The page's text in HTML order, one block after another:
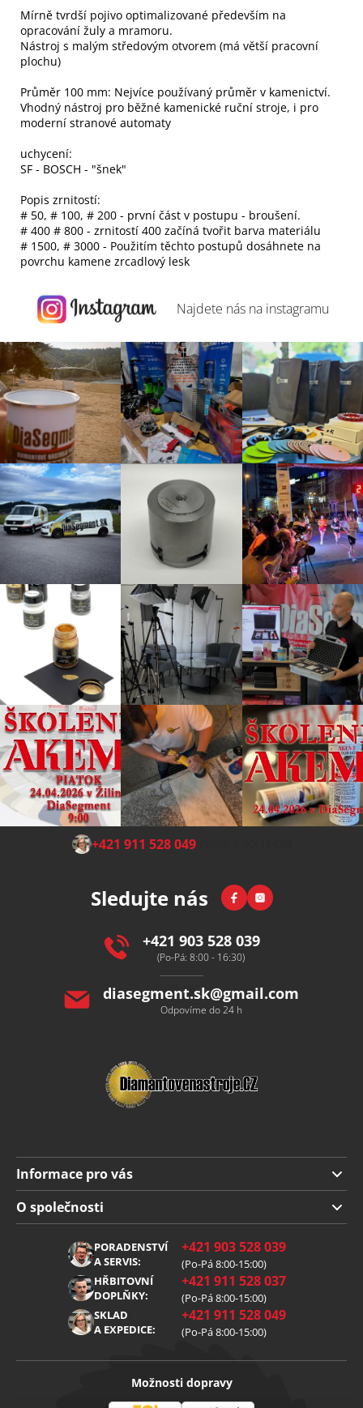
Mírně tvrdší pojivo optimalizované především na
opracování žuly a mramoru.
Nástroj s malým středovým otvorem (má větší pracovní
plochu)
Průměr 100 mm: Nejvíce používaný průměr v kamenictví.
Vhodný nástroj pro běžné kamenické ruční stroje, i pro
moderní stranové automaty
uchycení:
SF - BOSCH - "šnek"
Popis zrnitostí:
# 50, # 100, # 200 - první část v postupu - broušení.
# 400 # 800 - zrnitostí 400 začíná tvořit barva materiálu
# 1500, # 3000 - Použitím těchto postupů dosáhnete na
povrchu kamene zrcadlový lesk
Najdete nás na instagramu
Z +421 911 528 049(Po-Pá 8:00-15:00)
Sledujte nás FacebookInstagram
+421 903 528 039
(Po-Pá: 8:00 - 16:30)
diasegment.sk@gmail.com
Odpovíme do 24 h
Informace pro vás
Doprava a platba
Obchodní podmínky
Reklamace
Zpracování osobních údajů
O společnosti
PORADENSTVÍ
A SERVIS:
+421 903 528 039
(Po-Pá 8:00-15:00)
HŘBITOVNÍ
DOPLŇKY:
+421 911 528 037
(Po-Pá 8:00-15:00)
SKLAD
A EXPEDICE:
+421 911 528 049
(Po-Pá 8:00-15:00)
Možnosti dopravy